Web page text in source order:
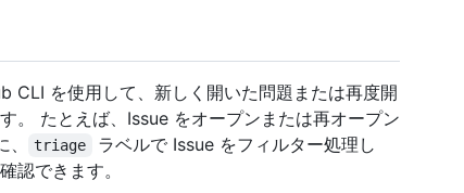
CLI を使用して、新しく開いた問題または再度開
。 たとえば、Issue をオープンまたは再オープン
triage
ラベルで Issue をフィルター処理し
認できます。